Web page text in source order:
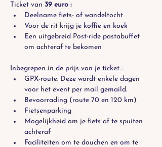
Ticket van 39 euro :
Deelname fiets- of wandeltocht
Voor de rit krijg je koffie en koek
Een uitgebreid Post-ride pastabuffet
om achteraf te bekomen
Inbegrepen in de prijs van je ticket :
GPX-route. Deze wordt enkele dagen
voor het event per mail gemaild.
Bevoorrading (route 70 en 120 km)
Fietsenparking
Mogelijkheid om je fiets af te spuiten
achteraf
Faciliteiten om te douchen en om te